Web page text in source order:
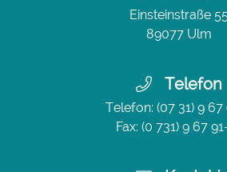
Einsteinstraße
89077 Ulm
Telefon
Telefon: (07 31) 9 67
Fax: (0 731) 9 67